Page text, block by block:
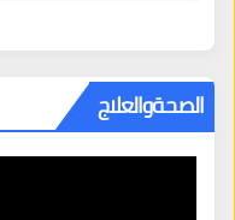
الصحةوالعلاج